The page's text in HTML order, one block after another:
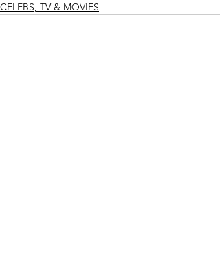
CELEBS, TV & MOVIES